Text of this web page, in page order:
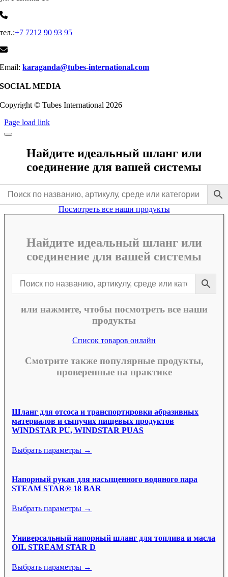
тел.:+7 7212 90 93 95
Email:karaganda@tubes-international.com
SOCIAL MEDIA
Copyright © Tubes International 2026
Page load link
Найдите идеальный шланг или
соединение для вашей системы
Посмотреть все наши продукты
Найдите идеальный шланг или
соединение для вашей системы
или нажмите, чтобы посмотреть все наши
продукты
Список товаров онлайн
Смотрите также популярные продукты,
проверенные на практике
Шланг для отсоса и транспортировки абразивных
материалов и сыпучих пищевых продуктов
WINDSTAR PU, WINDSTAR PUAS
Выбрать параметры →
Напорный рукав для насыщенного водяного пара
STEAM STAR® 18 BAR
Выбрать параметры →
Универсальный напорный шланг для топлива и масла
OIL STREAM STAR D
Выбрать параметры →